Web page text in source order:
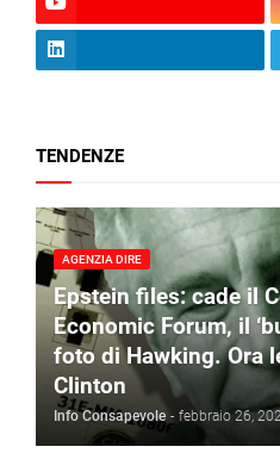
TENDENZE
AGENZIA DIRE
Epstein files: cade il
Economic Forum, il
foto di Hawking. Ora
Clinton
Info Consapevole - febbraio 26,